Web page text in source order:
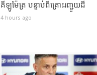
គីឡូម៉ែត្រ បន្ទាប់ពីគ្រោះរញ្ជួយដី
4 hours ago